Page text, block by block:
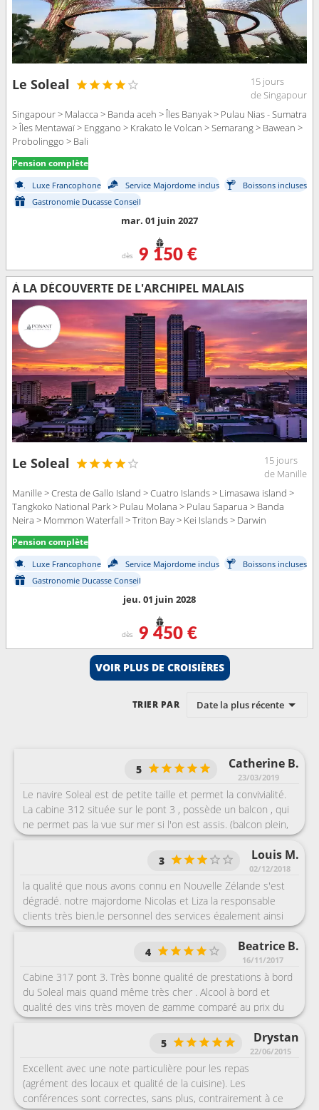
Le Soleal
15 jours
de Singapour
Singapour > Malacca > Banda aceh > Îles Banyak > Pulau Nias - Sumatra
> Îles Mentawaï > Enggano > Krakato le Volcan > Semarang > Bawean >
Probolinggo > Bali
Pension complète
Luxe Francophone Service Majordome inclus
Boissons incluses
Gastronomie Ducasse Conseil
mar. 01 juin 2027
dès 9 150 €
À LA DÉCOUVERTE DE L'ARCHIPEL MALAIS
Le Soleal
15 jours
de Manille
Manille > Cresta de Gallo Island > Cuatro Islands > Limasawa island >
Tangkoko National Park > Pulau Molana > Pulau Saparua > Banda
Neira > Mommon Waterfall > Triton Bay > Kei Islands > Darwin
Pension complète
Luxe Francophone Service Majordome inclus
Boissons incluses
Gastronomie Ducasse Conseil
jeu. 01 juin 2028
dès 9 450 €
VOIR PLUS DE CROISIÈRES
TRIER PAR Date la plus récente
Catherine B.
23/03/2019
5
Le navire Soleal est de petite taille et permet la convivialité.
La cabine 312 située sur le pont 3 , possède un balcon , qui
ne permet pas la vue sur mer si l'on est assis. (balcon plein,
pas de vitrage). Le personnel est très avenant dans
l'ensemble. Climatisation très froide. Les spectacles
proposés sont très pauvres : juste de la danse. et un peu de
musique.
Louis M.
02/12/2018
3
la qualité que nous avons connu en Nouvelle Zélande s'est
dégradé. notre majordome Nicolas et Liza la responsable
clients très bien.le personnel des services également ainsi
que le commandant en second et l'hôtel manager. Avons été
très surpris et déçu de l'absence totale d'un membre
d'équipage lors de notre débarquement suite au problème
qu'il y a eu !!!
Beatrice B.
16/11/2017
4
Cabine 317 pont 3. Très bonne qualité de prestations à bord
du Soleal mais quand même très cher . Alcool à bord et
qualité des vins très moyen de gamme comparé au prix du
voyage. Pas une croisière type explorateur. Moyenne d'âge
très élevée. Excursions très chères et plus adaptées auxDrystan
22/06/2015
5
Excellent avec une note particulière pour les repas
(agrément des locaux et qualité de la cuisine). Les
conférences sont correctes, sans plus, contrairement à ce